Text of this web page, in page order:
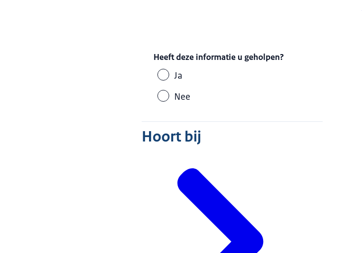
Heeft deze informatie u geholpen?
Ja
Nee
Hoort bij